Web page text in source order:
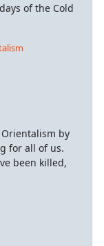
of the Cold
by
for all of us.
been killed,